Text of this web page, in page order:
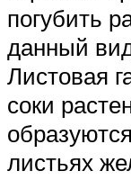
погубить
данный
Листовая
соки
листьях